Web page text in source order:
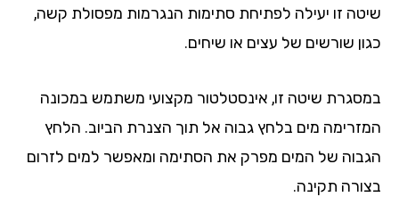
זו יעילה לפתיחת סתימות הנגרמות מפסולת קשה,
שורשים של עצים או שיחים.
שיטה זו, אינסטלטור מקצועי משתמש במכונה
מים בלחץ גבוה אל תוך הצנרת הביוב. הלחץ
של המים מפרק את הסתימה ומאפשר למים לזרום
תקינה.